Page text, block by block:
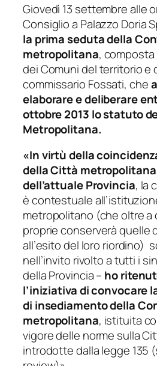
Giovedì 13 settembre alle
Consiglio a Palazzo Doria
la prima seduta della
metropolitana,
dei Comuni del territorio e
commissario Fossati, che
elaborare e deliberare
ottobre 2013 lo statuto
Metropolitana.
«In virtù della
della Città
dell’attuale Provincia, la
è contestuale
metropolitano (che oltre a
proprie conserverà quelle
all’esito del loro riordino) 
nell’invito rivolto a tutti i
della Provincia – ho
l’iniziativa di convocare
di insediamento della
metropolitana, istituita
vigore delle norme sulla
introdotte dalla legge 135